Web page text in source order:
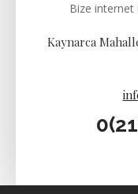
Bize internet
Kaynarca